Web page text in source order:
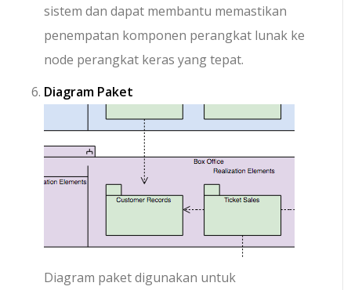
sistem dan dapat membantu memastikan
penempatan komponen perangkat lunak ke
node perangkat keras yang tepat.
Diagram Paket
Diagram paket digunakan untuk